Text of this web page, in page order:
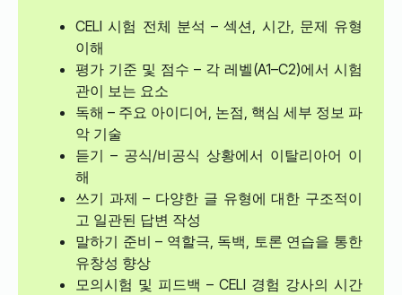
CELI 시험 전체 분석 – 섹션, 시간, 문제 유형
이해
평가 기준 및 점수 – 각 레벨(A1–C2)에서 시험
관이 보는 요소
독해 – 주요 아이디어, 논점, 핵심 세부 정보 파
악 기술
듣기 – 공식/비공식 상황에서 이탈리아어 이
해
쓰기 과제 – 다양한 글 유형에 대한 구조적이
고 일관된 답변 작성
말하기 준비 – 역할극, 독백, 토론 연습을 통한
유창성 향상
모의시험 및 피드백 – CELI 경험 강사의 시간